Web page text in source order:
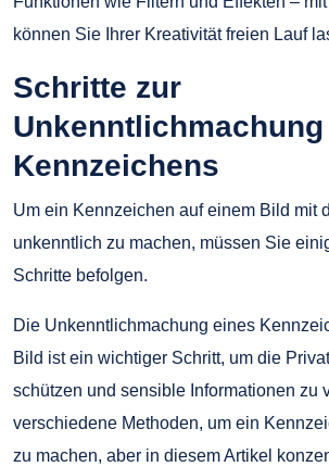
können Sie Ihrer Kreativität freien Lauf
Schritte zur
Kennzeichens
Um ein Kennzeichen auf einem Bild mit
unkenntlich zu machen, müssen Sie
Schritte befolgen.
Die Unkenntlichmachung eines
Bild ist ein wichtiger Schritt, um die
schützen und sensible Informationen zu
verschiedene Methoden, um ein
zu machen, aber in diesem Artikel